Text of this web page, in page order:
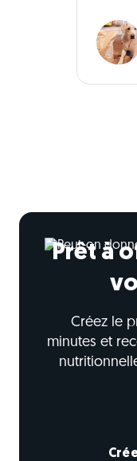
Prêt à
Créez le
minutes et